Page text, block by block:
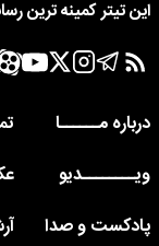
این تیتر کمینه ترین
درباره مــــــا
ویــــــــدیو
پادکست و صدا